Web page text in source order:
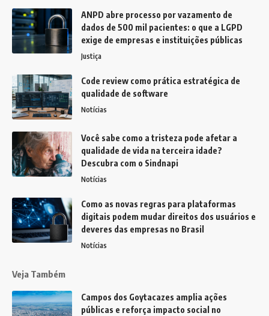
ANPD abre processo por vazamento de
dados de 500 mil pacientes: o que a LGPD
exige de empresas e instituições públicas
Justiça
Code review como prática estratégica de
qualidade de software
Notícias
Você sabe como a tristeza pode afetar a
qualidade de vida na terceira idade?
Descubra com o Sindnapi
Notícias
Como as novas regras para plataformas
digitais podem mudar direitos dos usuários e
deveres das empresas no Brasil
Notícias
Veja Também
Campos dos Goytacazes amplia ações
públicas e reforça impacto social no